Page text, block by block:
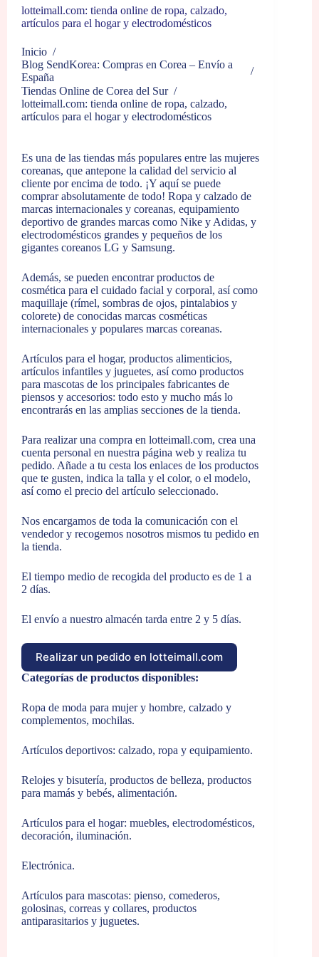
lotteimall.com: tienda online de ropa, calzado,
artículos para el hogar y electrodomésticos
Inicio /
Blog SendKorea: Compras en Corea – Envío a
España
/
Tiendas Online de Corea del Sur /
lotteimall.com: tienda online de ropa, calzado,
artículos para el hogar y electrodomésticos
Es una de las tiendas más populares entre las mujeres
coreanas, que antepone la calidad del servicio al
cliente por encima de todo. ¡Y aquí se puede
comprar absolutamente de todo! Ropa y calzado de
marcas internacionales y coreanas, equipamiento
deportivo de grandes marcas como Nike y Adidas, y
electrodomésticos grandes y pequeños de los
gigantes coreanos LG y Samsung.
Además, se pueden encontrar productos de
cosmética para el cuidado facial y corporal, así como
maquillaje (rímel, sombras de ojos, pintalabios y
colorete) de conocidas marcas cosméticas
internacionales y populares marcas coreanas.
Artículos para el hogar, productos alimenticios,
artículos infantiles y juguetes, así como productos
para mascotas de los principales fabricantes de
piensos y accesorios: todo esto y mucho más lo
encontrarás en las amplias secciones de la tienda.
Para realizar una compra en lotteimall.com, crea una
cuenta personal en nuestra página web y realiza tu
pedido. Añade a tu cesta los enlaces de los productos
que te gusten, indica la talla y el color, o el modelo,
así como el precio del artículo seleccionado.
Nos encargamos de toda la comunicación con el
vendedor y recogemos nosotros mismos tu pedido en
la tienda.
El tiempo medio de recogida del producto es de 1 a
2 días.
El envío a nuestro almacén tarda entre 2 y 5 días.
Realizar un pedido en lotteimall.com
Categorías de productos disponibles:
Ropa de moda para mujer y hombre, calzado y
complementos, mochilas.
Artículos deportivos: calzado, ropa y equipamiento.
Relojes y bisutería, productos de belleza, productos
para mamás y bebés, alimentación.
Artículos para el hogar: muebles, electrodomésticos,
decoración, iluminación.
Electrónica.
Artículos para mascotas: pienso, comederos,
golosinas, correas y collares, productos
antiparasitarios y juguetes.